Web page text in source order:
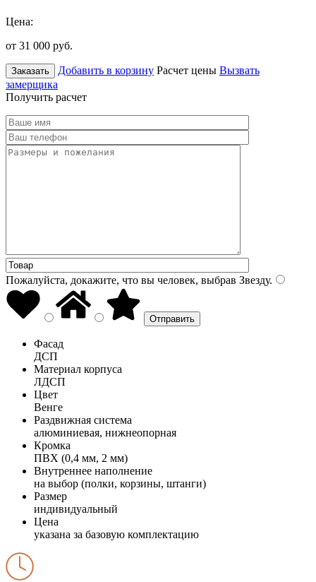
Цена:
от 31 000 руб.
Заказать Добавить в корзину Расчет цены Вызвать
замерщика
Получить расчет
Пожалуйста, докажите, что вы человек, выбрав Звезду.
Фасад
ДСП
Материал корпуса
ЛДСП
Цвет
Венге
Раздвижная система
алюминиевая, нижнеопорная
Кромка
ПВХ (0,4 мм, 2 мм)
Внутреннее наполнение
на выбор (полки, корзины, штанги)
Размер
индивидуальный
Цена
указана за базовую комплектацию